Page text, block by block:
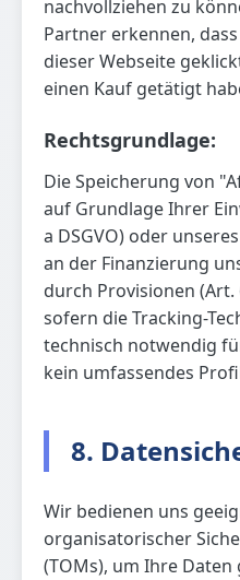
nachvollziehen zu
Partner erkennen,
dieser Webseite
einen Kauf getätigt
Rechtsgrundlage:
Die Speicherung von
auf Grundlage Ihrer
a DSGVO) oder
an der Finanzierung
durch Provisionen (Art.
sofern die Tracking-
technisch notwendig
kein umfassendes
8.
Wir bedienen uns
organisatorischer
(TOMs), um Ihre